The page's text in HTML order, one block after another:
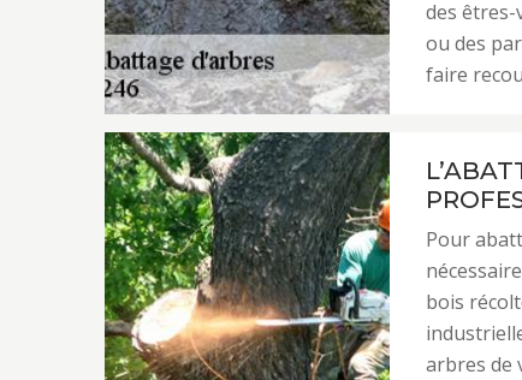
des êtres-
ou des
faire
Pour
bois
arbres de